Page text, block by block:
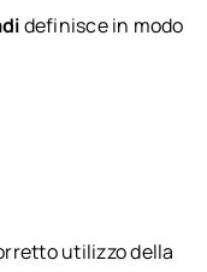
definisce in modo
utilizzo della